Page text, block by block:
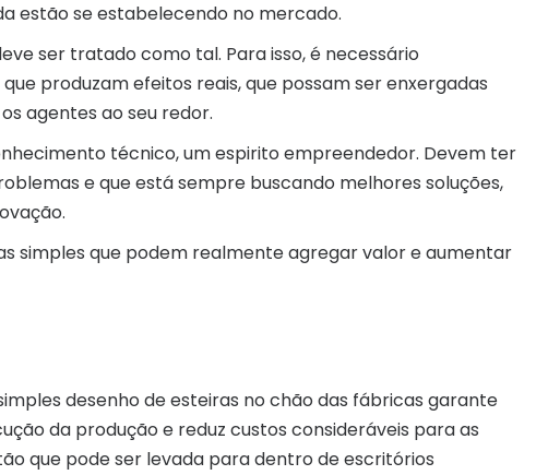
estão se estabelecendo no mercado.
ser tratado como tal. Para isso, é necessário
produzam efeitos reais, que possam ser enxergadas
agentes ao seu redor.
técnico, um espirito empreendedor. Devem ter
e que está sempre buscando melhores soluções,
simples que podem realmente agregar valor e aumentar
desenho de esteiras no chão das fábricas garante
da produção e reduz custos consideráveis para as
que pode ser levada para dentro de escritórios